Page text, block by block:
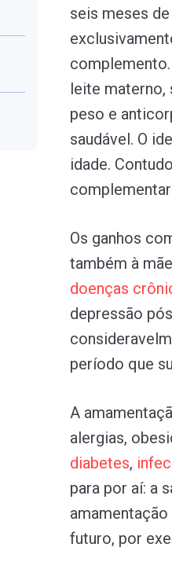
seis meses
leite materno,
peso e
saudável. O
idade.
Os ganhos
também à
doenças
depressão
período que
A
alergias,
diabetes,
para por aí: a
futuro, por